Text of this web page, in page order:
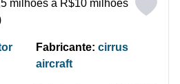
milhões a R$10 milhões
Fabricante: cirrus
aircraft